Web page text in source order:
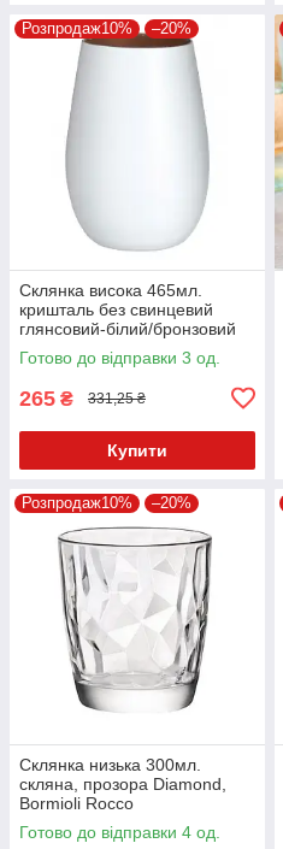
Розпродаж10% –20%
Склянка висока 465мл.
кришталь без свинцевий
глянсовий-білий/бронзовий
Olympic, Stolzle
Готово до відправки 3 од.
265 ₴ 331,25 ₴
Купити
Розпродаж10% –20%
Склянка низька 300мл.
скляна, прозора Diamond,
Bormioli Rocco
Готово до відправки 4 од.